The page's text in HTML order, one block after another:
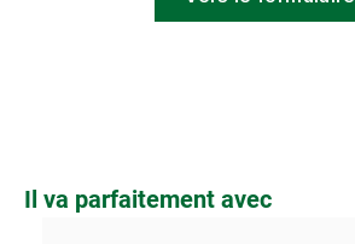
Ignorer la galerie de produits
Il va parfaitement avec